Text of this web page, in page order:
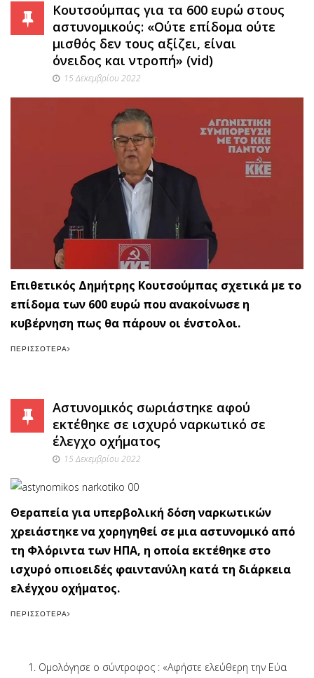
Κουτσούμπας για τα 600 ευρώ στους
αστυνομικούς: «Ούτε επίδομα ούτε
μισθός δεν τους αξίζει, είναι
όνειδος και ντροπή» (vid)
15 Δεκεμβρίου 2022
Επιθετικός Δημήτρης Κουτσούμπας σχετικά με το
επίδομα των 600 ευρώ που ανακοίνωσε η
κυβέρνηση πως θα πάρουν οι ένστολοι.
ΠΕΡΙΣΣΌΤΕΡΑ
Αστυνομικός σωριάστηκε αφού
εκτέθηκε σε ισχυρό ναρκωτικό σε
έλεγχο οχήματος
15 Δεκεμβρίου 2022
Θεραπεία για υπερβολική δόση ναρκωτικών
χρειάστηκε να χορηγηθεί σε μια αστυνομικό από
τη Φλόριντα των ΗΠΑ, η οποία εκτέθηκε στο
ισχυρό οπιοειδές φαιντανύλη κατά τη διάρκεια
ελέγχου οχήματος.
ΠΕΡΙΣΣΌΤΕΡΑ
Ομολόγησε ο σύντροφος : «Αφήστε ελεύθερη την Εύα